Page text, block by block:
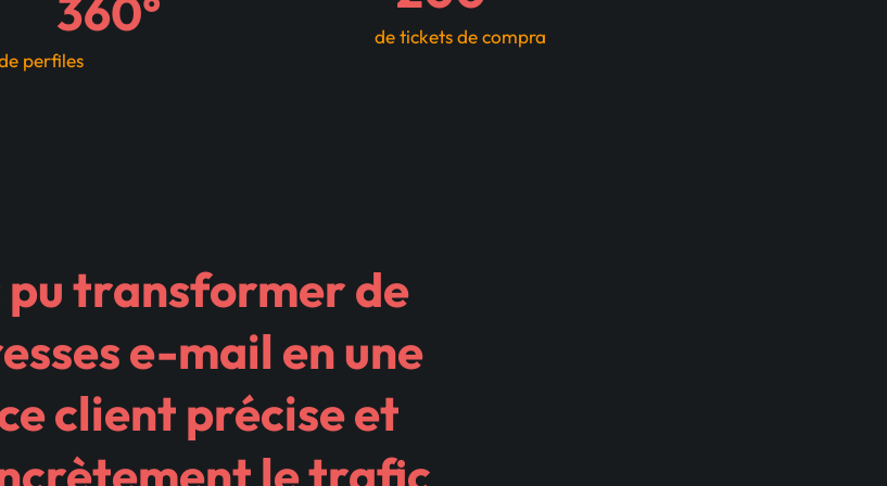
360°
perfiles
​de tickets de compra
pu transformer de
e-mail en une
client précise et